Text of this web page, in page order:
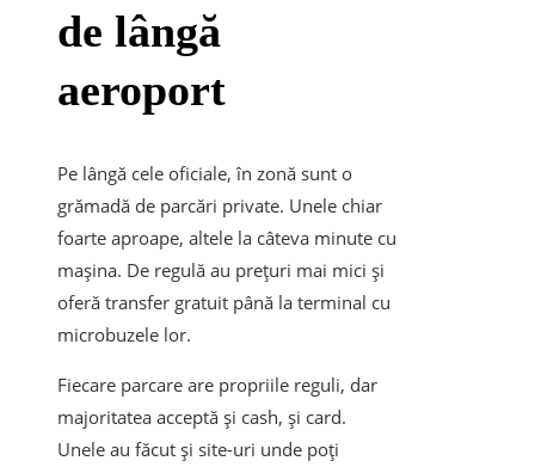
de lângă
aeroport
Pe lângă cele oficiale, în zonă sunt o
grămadă de parcări private. Unele chiar
foarte aproape, altele la câteva minute cu
mașina. De regulă au prețuri mai mici și
oferă transfer gratuit până la terminal cu
microbuzele lor.
Fiecare parcare are propriile reguli, dar
majoritatea acceptă și cash, și card.
Unele au făcut și site-uri unde poți